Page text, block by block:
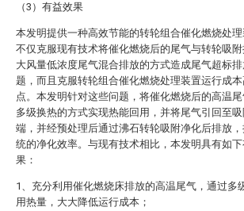
（3）有益效果
本发明提供一种高效节能的转轮组合催化燃烧处理
不仅克服现有技术将催化燃烧后的尾气与转轮吸
大风量低浓度尾气混合排放的方式造成尾气超标
题，而且克服转轮组合催化燃烧处理装置运行成
点。本发明针对这些问题，将催化燃烧后的高温
多级换热的方式实现热能回用，并将尾气引回至
端，并经预处理后通过沸石转轮吸附净化后排放
统的净化效率。与现有技术相比，本发明具有如
果：
1、充分利用催化燃烧床排放的高温尾气，通过多
用热量，大大降低运行成本；